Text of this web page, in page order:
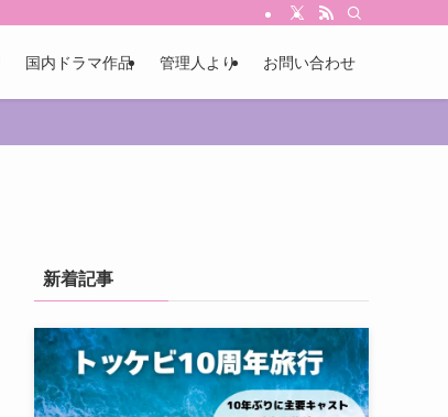
国内ドラマ作品 管理人より お問い合わせ
新着記事